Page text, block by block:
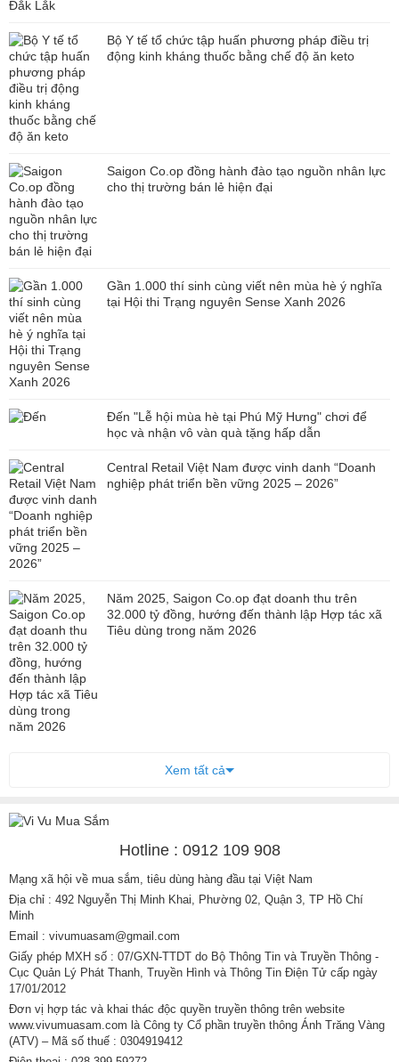
Bộ Y tế tổ chức tập huấn phương pháp điều trị
động kinh kháng thuốc bằng chế độ ăn keto
Saigon Co.op đồng hành đào tạo nguồn nhân lực
cho thị trường bán lẻ hiện đại
Gần 1.000 thí sinh cùng viết nên mùa hè ý nghĩa
tại Hội thi Trạng nguyên Sense Xanh 2026
Đến "Lễ hội mùa hè tại Phú Mỹ Hưng" chơi để
học và nhận vô vàn quà tặng hấp dẫn
Central Retail Việt Nam được vinh danh “Doanh
nghiệp phát triển bền vững 2025 – 2026”
Năm 2025, Saigon Co.op đạt doanh thu trên
32.000 tỷ đồng, hướng đến thành lập Hợp tác xã
Tiêu dùng trong năm 2026
Xem tất cả
Hotline : 0912 109 908
Mạng xã hội về mua sắm, tiêu dùng hàng đầu tại Việt Nam
Địa chỉ : 492 Nguyễn Thị Minh Khai, Phường 02, Quận 3, TP Hồ Chí
Minh
Email : vivumuasam@gmail.com
Giấy phép MXH số : 07/GXN-TTDT do Bộ Thông Tin và Truyền Thông -
Cục Quản Lý Phát Thanh, Truyền Hình và Thông Tin Điện Tử cấp ngày
17/01/2012
Đơn vị hợp tác và khai thác độc quyền truyền thông trên website
www.vivumuasam.com là Công ty Cổ phần truyền thông Ánh Trăng Vàng
(ATV) – Mã số thuế : 0304919412